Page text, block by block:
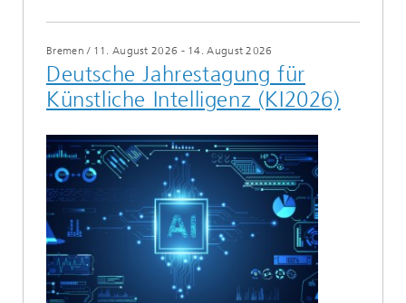
Bremen / 11. August 2026 - 14. August 2026
Deutsche Jahrestagung für
Künstliche Intelligenz (KI2026)